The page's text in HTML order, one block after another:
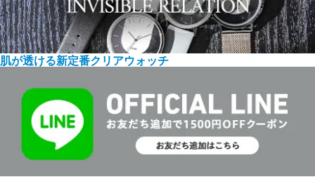
肌が透ける新定番クリアウォッチ